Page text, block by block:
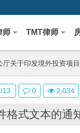
师 TMT律师
厅关于印发境外投资项
格式文本的通
13 0 2,034